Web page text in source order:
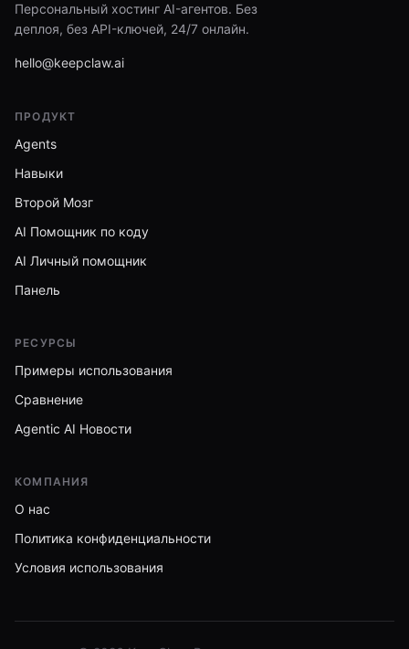
Персональный хостинг AI-агентов. Без
деплоя, без API-ключей, 24/7 онлайн.
hello@keepclaw.ai
ПРОДУКТ
Agents
Навыки
Второй Мозг
AI Помощник по коду
AI Личный помощник
Панель
РЕСУРСЫ
Примеры использования
Сравнение
Agentic AI Новости
КОМПАНИЯ
О нас
Политика конфиденциальности
Условия использования